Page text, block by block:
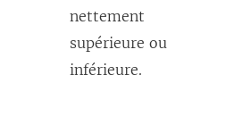
nettement
supérieure ou
inférieure.